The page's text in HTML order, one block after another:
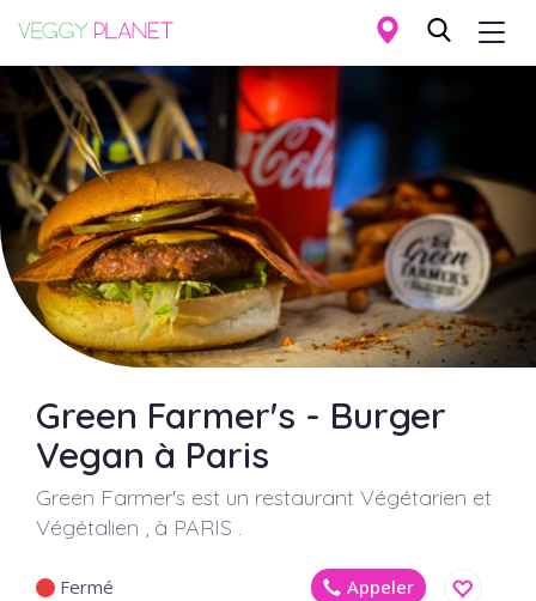
Aller
au
contenu
principal
Green Farmer's - Burger
Vegan à Paris
Green Farmer's est un restaurant Végétarien et
Végétalien , à PARIS .
Fermé
Appeler